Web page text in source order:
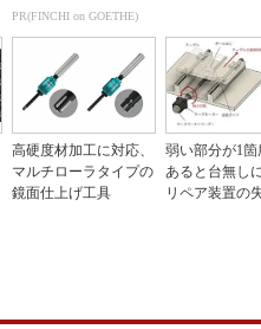
PR(FINCHI on GOETHE)
高硬度材加工に対応、
マルチローラタイプの
鏡面仕上げ工具
弱い部分が1箇
あると台無し
リペア装置の